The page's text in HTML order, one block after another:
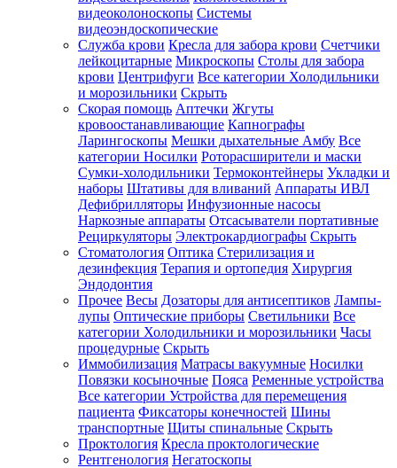
видеоколоноскопы Системы
видеоэндоскопические
Служба крови Кресла для забора крови Счетчики
лейкоцитарные Микроскопы Столы для забора
крови Центрифуги Все категории Холодильники
и морозильники Скрыть
Скорая помощь Аптечки Жгуты
кровоостанавливающие Капнографы
Ларингоскопы Мешки дыхательные Амбу Все
категории Носилки Роторасширители и маски
Сумки-холодильники Термоконтейнеры Укладки и
наборы Штативы для вливаний Аппараты ИВЛ
Дефибрилляторы Инфузионные насосы
Наркозные аппараты Отсасыватели портативные
Рециркуляторы Электрокардиографы Скрыть
Стоматология Оптика Стерилизация и
дезинфекция Терапия и ортопедия Хирургия
Эндодонтия
Прочее Весы Дозаторы для антисептиков Лампы-
лупы Оптические приборы Светильники Все
категории Холодильники и морозильники Часы
процедурные Скрыть
Иммобилизация Матрасы вакуумные Носилки
Повязки косыночные Пояса Ременные устройства
Все категории Устройства для перемещения
пациента Фиксаторы конечностей Шины
транспортные Щиты спинальные Скрыть
Проктология Кресла проктологические
Рентгенология Негатоскопы